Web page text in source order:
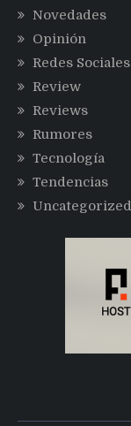
Novedades
Opinión
Redes Sociales
Review
Reviews
Rumores
Tecnología
Tendencias
Uncategorized